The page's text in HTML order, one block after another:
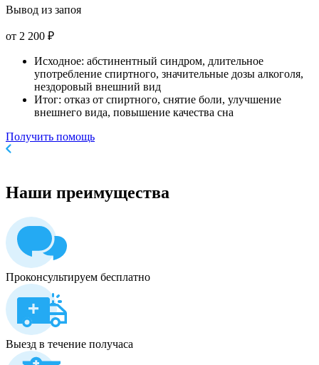
Вывод из запоя
от 2 200 ₽
Исходное: абстинентный синдром, длительное
употребление спиртного, значительные дозы алкоголя,
нездоровый внешний вид
Итог: отказ от спиртного, снятие боли, улучшение
внешнего вида, повышение качества сна
Получить помощь
Наши преимущества
Проконсультируем бесплатно
Выезд в течение получаса